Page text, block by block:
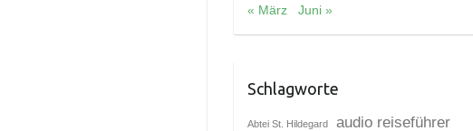
« März
Juni »
Schlagworte
Abtei St. Hildegard audio reiseführer